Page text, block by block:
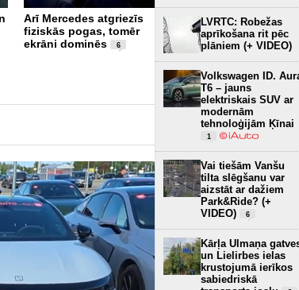
Arī Mercedes atgriezīs
fiziskās pogas, tomēr
ekrāni dominēs
6
Pēc vairāk nekā 80
gadiem Donavā redzami
Otrā pasaules kara
kuģu vraki (+ VIDEO)
LVRTC: Robežas
aprīkošana rit pēc
plāniem (+ VIDEO)
Volkswagen ID.
T6 – jauns
elektriskais SUV ar
modernām
tehnoloģijām Ķīnai
1
Vai tiešām Vanšu
tilta slēgšanu var
aizstāt ar dažiem
Park&Ride? (+
VIDEO)
6
Kārļa Ulmaņa
un Lielirbes ielas
krustojumā ierīkos
sabiedriskā